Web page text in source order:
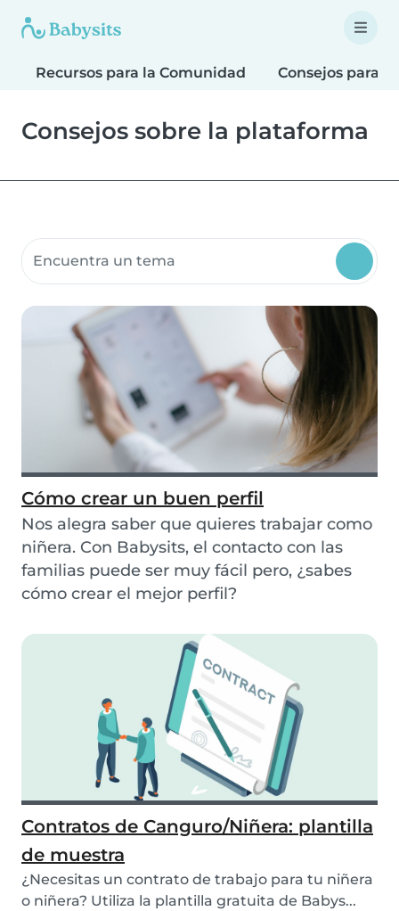
Recursos para la Comunidad Consejos para
Consejos sobre la plataforma
Buscar recursos para la comunidad
Cómo crear un buen perfil
Nos alegra saber que quieres trabajar como
niñera. Con Babysits, el contacto con las
familias puede ser muy fácil pero, ¿sabes
cómo crear el mejor perfil?
Contratos de Canguro/Niñera: plantilla
de muestra
¿Necesitas un contrato de trabajo para tu niñera
o niñera? Utiliza la plantilla gratuita de Babys...